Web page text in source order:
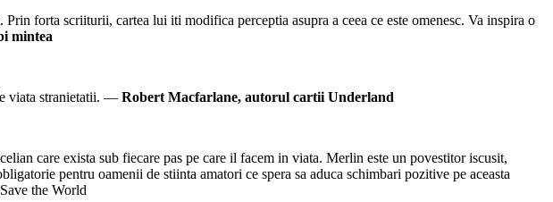
forta scriiturii, cartea lui iti modifica perceptia asupra a ceea ce este omenesc. Va inspira o
mintea
viata stranietatii. — Robert Macfarlane, autorul cartii Underland
care exista sub fiecare pas pe care il facem in viata. Merlin este un povestitor iscusit,
pentru oamenii de stiinta amatori ce spera sa aduca schimbari pozitive pe aceasta
the World